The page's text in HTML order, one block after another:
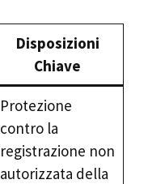
Disposizioni
Chiave
Protezione
contro la
registrazione non
autorizzata della